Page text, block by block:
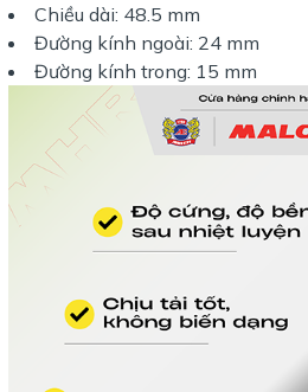
Chiều dài: 48.5 mm
Đường kính ngoài: 24 mm
Đường kính trong: 15 mm